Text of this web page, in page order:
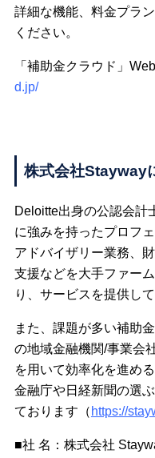
詳細な機能、料金プラ
ください。
「補助金クラウド」
d.jp/
株式会社Stayway
Deloitte出身の公認会計
に強みを持ったプロフ
アドバイザリー業務、
支援などを大手ファー
り、サービスを提供して
また、課題が多い補助
の地域金融機関/事業会
を用いて効率化を進め
金融庁や日経新聞の選
ております（ https://
■社 名：株式会社